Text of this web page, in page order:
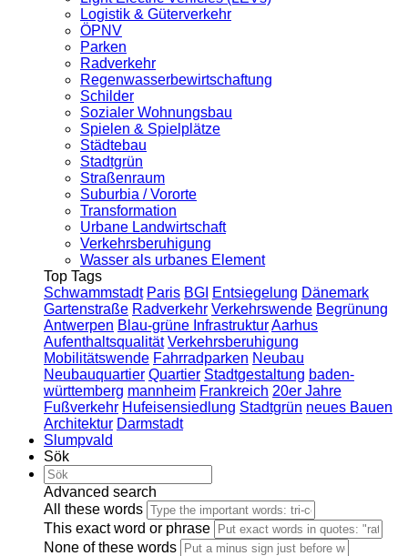
Logistik & Güterverkehr
ÖPNV
Parken
Radverkehr
Regenwasserbewirtschaftung
Schilder
Sozialer Wohnungsbau
Spielen & Spielplätze
Städtebau
Stadtgrün
Straßenraum
Suburbia / Vororte
Transformation
Urbane Landwirtschaft
Verkehrsberuhigung
Wasser als urbanes Element
Top Tags
Schwammstadt Paris BGI Entsiegelung Dänemark
Gartenstraße Radverkehr Verkehrswende Begrünung
Antwerpen Blau-grüne InfrastrukturAarhus
Aufenthaltsqualität Verkehrsberuhigung
Mobilitätswende Fahrradparken Neubau
Neubauquartier Quartier Stadtgestaltung baden-
württemberg mannheim Frankreich 20er Jahre
Fußverkehr Hufeisensiedlung Stadtgrün neues Bauen
Architektur Darmstadt
Slumpvald
Sök
Advanced search
All these words
This exact word or phrase
None of these words